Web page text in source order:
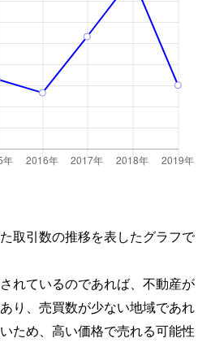
取引数の推移を表したグラフで
れているのであれば、不動産が
り、売買数が少ない地域であれ
ため、高い価格で売れる可能性